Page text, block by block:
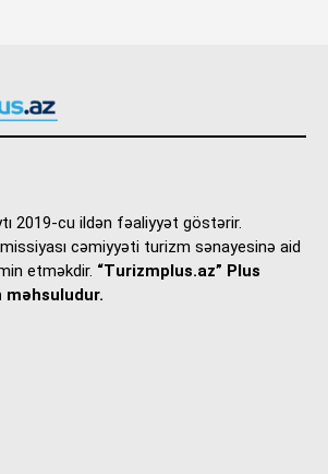
2019-cu ildən fəaliyyət göstərir.
cəmiyyəti turizm sənayesinə aid
etməkdir. “Turizmplus.az” Plus